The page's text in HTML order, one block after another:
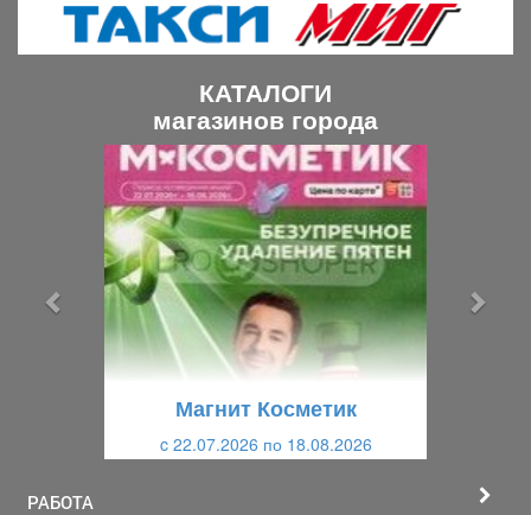
КАТАЛОГИ
магазинов города
Магнит Косметик
c 22.07.2026 по 18.08.2026
РАБОТА